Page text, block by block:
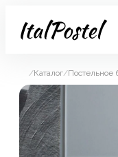
/Каталог/Постельное